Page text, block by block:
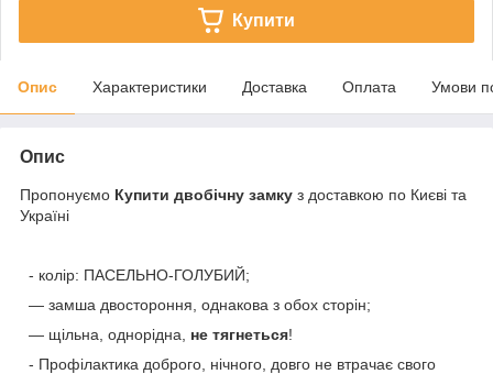
Купити
Опис Характеристики Доставка Оплата Умови
Опис
Пропонуємо Купити двобічну замку з доставкою по Києві та
Україні
- колір: ПАСЕЛЬНО-ГОЛУБИЙ;
— замша двостороння, однакова з обох сторін;
— щільна, однорідна, не тягнеться!
- Профілактика доброго, нічного, довго не втрачає свого